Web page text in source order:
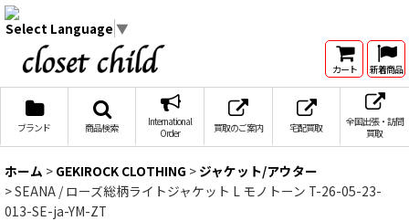
Select Language ▼
カート 新着商品
ブランド 商品検索
International
Order
買取のご案内 宅配買取
全国出張・訪問
買取
ホーム > GEKIROCK CLOTHING > ジャケット/アウター
>SEANA / ローズ総柄ライトジャケット L モノトーン T-26-05-23-
013-SE-ja-YM-ZT